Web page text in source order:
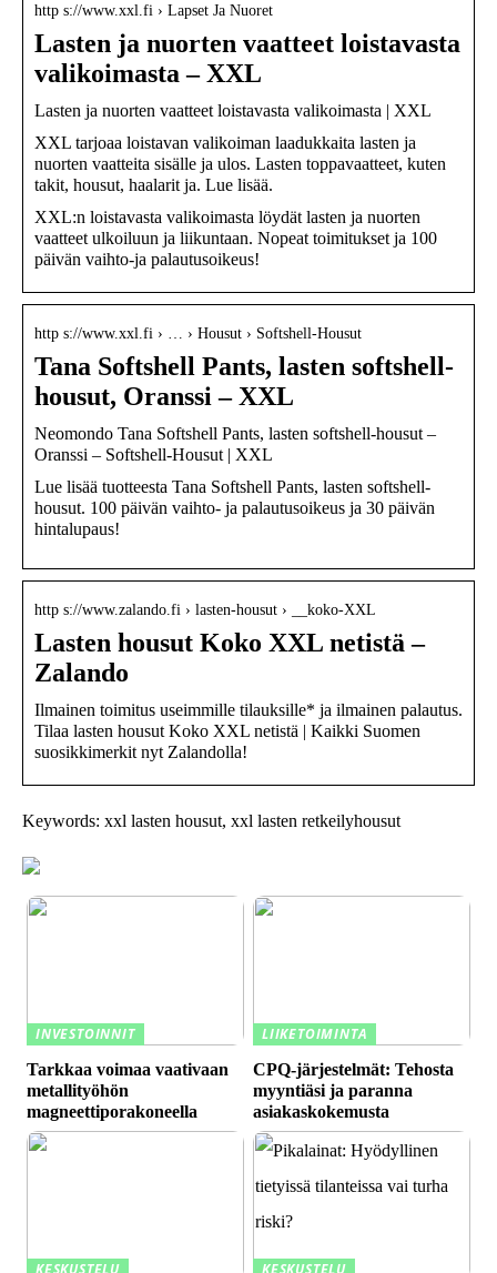
http s://www.xxl.fi › Lapset Ja Nuoret
Lasten ja nuorten vaatteet loistavasta
valikoimasta – XXL
Lasten ja nuorten vaatteet loistavasta valikoimasta | XXL
XXL tarjoaa loistavan valikoiman laadukkaita lasten ja
nuorten vaatteita sisälle ja ulos. Lasten toppavaatteet, kuten
takit, housut, haalarit ja. Lue lisää.
XXL:n loistavasta valikoimasta löydät lasten ja nuorten
vaatteet ulkoiluun ja liikuntaan. Nopeat toimitukset ja 100
päivän vaihto-ja palautusoikeus!
http s://www.xxl.fi › … › Housut › Softshell-Housut
Tana Softshell Pants, lasten softshell-
housut, Oranssi – XXL
Neomondo Tana Softshell Pants, lasten softshell-housut –
Oranssi – Softshell-Housut | XXL
Lue lisää tuotteesta Tana Softshell Pants, lasten softshell-
housut. 100 päivän vaihto- ja palautusoikeus ja 30 päivän
hintalupaus!
http s://www.zalando.fi › lasten-housut › __koko-XXL
Lasten housut Koko XXL netistä –
Zalando
Ilmainen toimitus useimmille tilauksille* ja ilmainen palautus.
Tilaa lasten housut Koko XXL netistä | Kaikki Suomen
suosikkimerkit nyt Zalandolla!
Keywords: xxl lasten housut, xxl lasten retkeilyhousut
INVESTOINNIT
Tarkkaa voimaa vaativaan
metallityöhön
magneettiporakoneella
LIIKETOIMINTA
CPQ-järjestelmät: Tehosta
myyntiäsi ja paranna
asiakaskokemusta